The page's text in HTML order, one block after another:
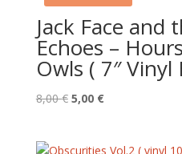
Jack Face and
Echoes –
Owls ( 7″ Vinyl
8,00€ Le
5,00 €Le